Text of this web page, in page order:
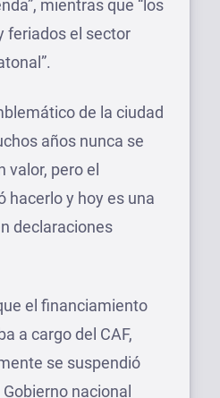
mientras que “los
feriados el sector
de la ciudad
años nunca se
valor, pero el
hacerlo y hoy es una
declaraciones
el financiamiento
a cargo del CAF,
se suspendió
nacional